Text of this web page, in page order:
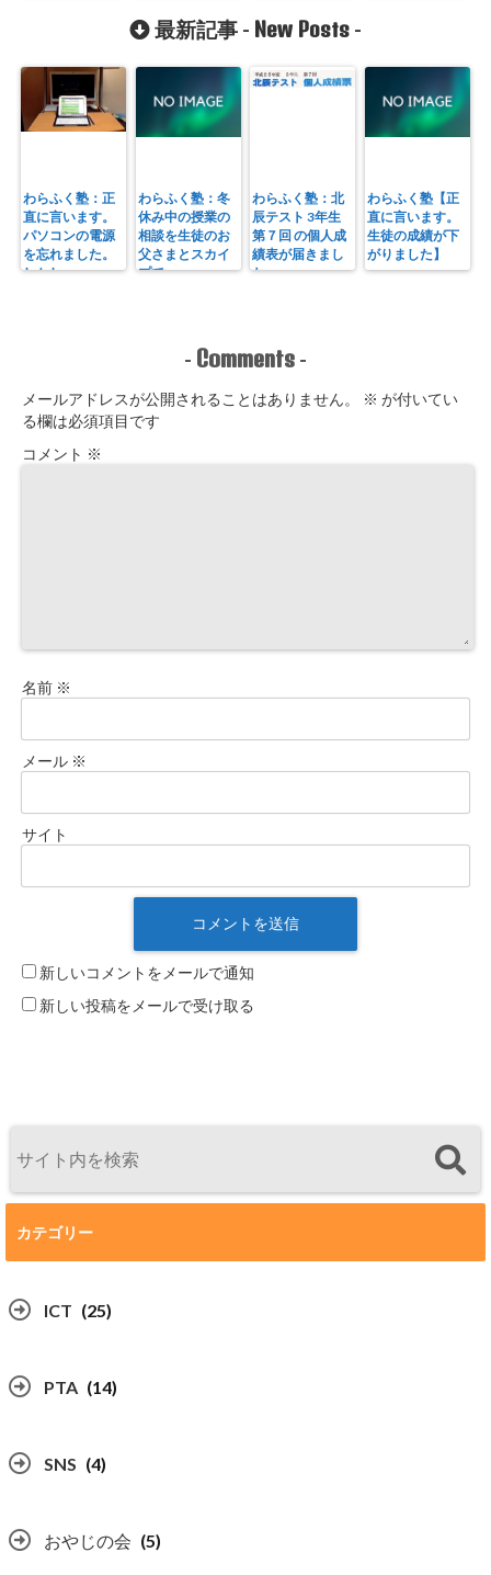
最新記事 - New Posts -
わらふく塾：正
直に言います。
パソコンの電源
を忘れました。
しかし・・・
わらふく塾：冬
休み中の授業の
相談を生徒のお
父さまとスカイ
プで
わらふく塾：北
辰テスト 3年生
第７回 の個人成
績表が届きまし
た
わらふく塾【正
直に言います。
生徒の成績が下
がりました】
- Comments -
メールアドレスが公開されることはありません。 ※ が付いてい
る欄は必須項目です
コメント ※
名前 ※
メール ※
サイト
新しいコメントをメールで通知
新しい投稿をメールで受け取る
カテゴリー
ICT (25)
PTA (14)
SNS (4)
おやじの会 (5)